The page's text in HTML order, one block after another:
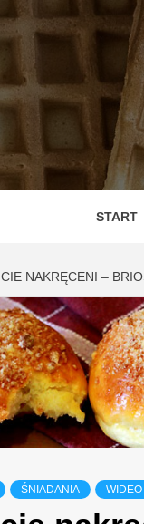
START
NAKRĘCENI –
ŚNIADANIA WIDEO